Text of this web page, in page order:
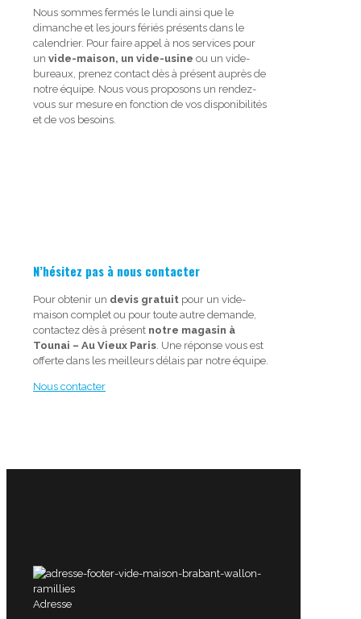
Nous sommes fermés le lundi ainsi que le
dimanche et les jours fériés présents dans le
calendrier. Pour faire appel à nos services pour
un vide-maison, un vide-usine ou un vide-
bureaux, prenez contact dès à présent auprès de
notre équipe. Nous vous proposons un rendez-
vous sur mesure en fonction de vos disponibilités
et de vos besoins.
N’hésitez pas à nous contacter
Pour obtenir un devis gratuit pour un vide-
maison complet ou pour toute autre demande,
contactez dès à présent notre magasin à
Tounai – Au Vieux Paris. Une réponse vous est
offerte dans les meilleurs délais par notre équipe.
Nous contacter
Adresse